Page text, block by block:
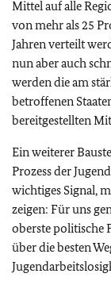
Mittel auf alle
von mehr als 25
Jahren verteilt
nun aber auch
werden die am
betroffenen
bereitgestellten
Ein weiterer
Prozess der
wichtiges Signal,
zeigen: Für uns
oberste politische
über die besten